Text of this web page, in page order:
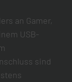
an Gamer,
USB-
sind